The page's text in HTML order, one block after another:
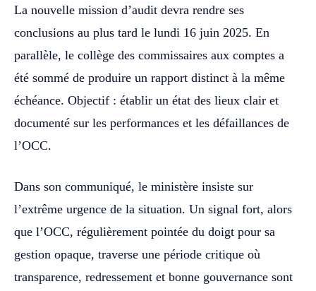
La nouvelle mission d’audit devra rendre ses
conclusions au plus tard le lundi 16 juin 2025. En
parallèle, le collège des commissaires aux comptes a
été sommé de produire un rapport distinct à la même
échéance. Objectif : établir un état des lieux clair et
documenté sur les performances et les défaillances de
l’OCC.
Dans son communiqué, le ministère insiste sur
l’extrême urgence de la situation. Un signal fort, alors
que l’OCC, régulièrement pointée du doigt pour sa
gestion opaque, traverse une période critique où
transparence, redressement et bonne gouvernance sont